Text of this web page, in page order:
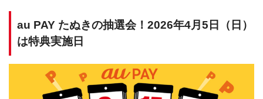
au PAY たぬきの抽選会！2026年4月5日（日）
は特典実施日